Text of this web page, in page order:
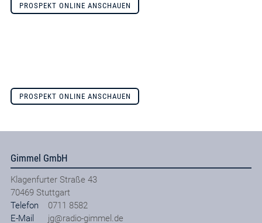
PROSPEKT ONLINE ANSCHAUEN
PROSPEKT ONLINE ANSCHAUEN
Gimmel GmbH
Klagenfurter Straße 43
70469 Stuttgart
Telefon
0711 8582
E-Mail
jg@radio-gimmel.de